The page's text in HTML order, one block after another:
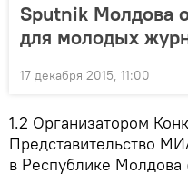
Sputnik Молдова
для молодых
17 декабря 2015, 11:00
1.2 Организатором
Представительство
в Республике